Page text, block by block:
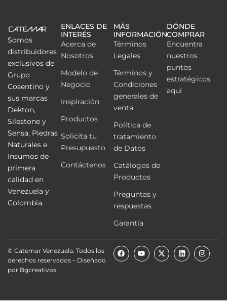
Somos
distribuidores
exclusivos de
Grupo
Cosentino y
sus marcas
Dekton,
Silestone y
Sensa, Piedras
Naturales e
Insumos de
primera
calidad en
Venezuela y
Colombia.
ENLACES DE
INTERÉS
Acerca de
Nosotros
Modelo de
Negocio
Inspiración
Productos
Solicita tu
Presupuesto
Contáctenos
MÁS
INFORMACIÓN
Términos
Legales
Términos y
Condiciones
generales de
venta
Política de
tratamiento
de Datos
Catálogos de
Productos
Preguntas y
respuestas
Garantía
DÓNDE
COMPRAR
Encuentra
nuestros
puntos
estratégicos
aquí
© Catemar Venezuela. Todos los
derechos reservados – Diseñado
por Bgcreativos
F
a
c
k
Y
o
u
X
-
t
e
L
i
n
n
I
n
s
a